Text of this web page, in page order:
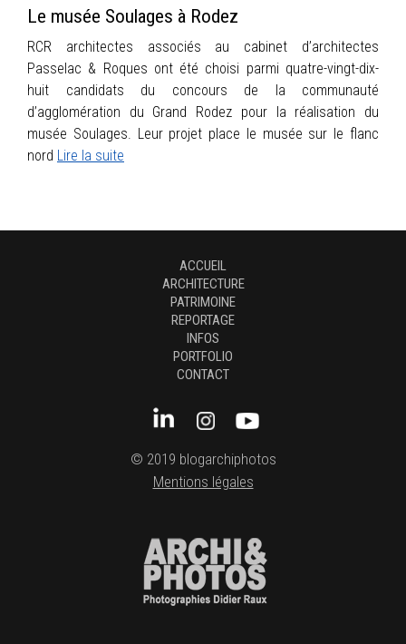
Le musée Soulages à Rodez
RCR architectes associés au cabinet d’architectes
Passelac & Roques ont été choisi parmi quatre-vingt-dix-
huit candidats du concours de la communauté
d’agglomération du Grand Rodez pour la réalisation du
musée Soulages. Leur projet place le musée sur le flanc
nord Lire la suite
ACCUEIL
ARCHITECTURE
PATRIMOINE
REPORTAGE
INFOS
PORTFOLIO
CONTACT
© 2019 blogarchiphotos
Mentions légales